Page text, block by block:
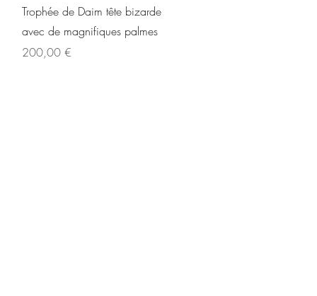
Schnellansicht
Trophée de Daim tête bizarde
avec de magnifiques palmes
Preis
200,00 €